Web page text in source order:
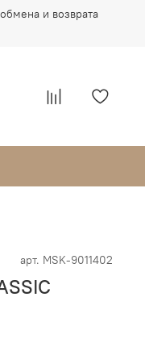
и возврата
арт. MSK-9011402